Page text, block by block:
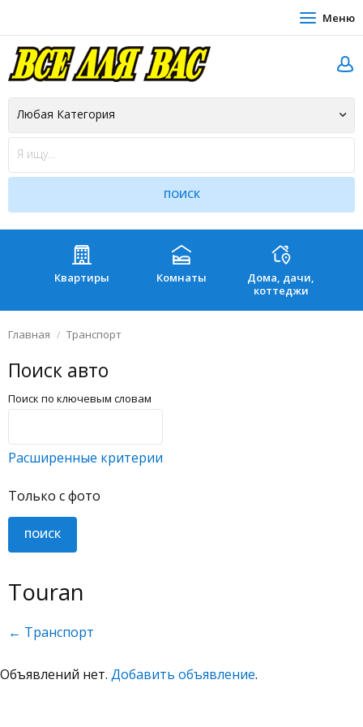
Меню
Квартиры Комнаты
Дома, дачи,
коттеджи
Главная Транспорт
Поиск авто
Поиск по ключевым словам
Расширенные критерии
Только с фото
Touran
← Транспорт
Объявлений нет. Добавить объявление.